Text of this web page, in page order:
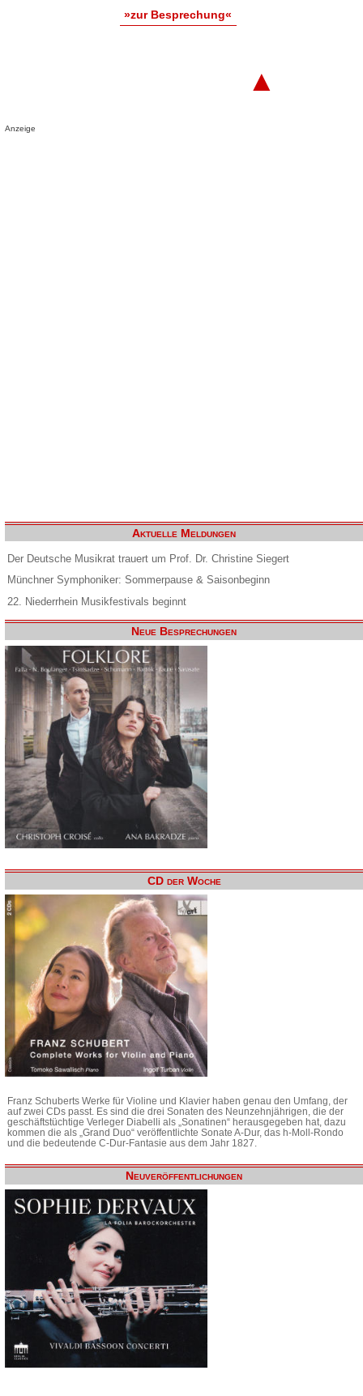
»zur Besprechung«
▲
Anzeige
Aktuelle Meldungen
Der Deutsche Musikrat trauert um Prof. Dr. Christine Siegert
Münchner Symphoniker: Sommerpause & Saisonbeginn
22. Niederrhein Musikfestivals beginnt
Neue Besprechungen
CD der Woche
Franz Schuberts Werke für Violine und Klavier haben genau den Umfang, der
auf zwei CDs passt. Es sind die drei Sonaten des Neunzehnjährigen, die der
geschäftstüchtige Verleger Diabelli als „Sonatinen“ herausgegeben hat, dazu
kommen die als „Grand Duo“ veröffentlichte Sonate A-Dur, das h-Moll-Rondo
und die bedeutende C-Dur-Fantasie aus dem Jahr 1827.
Neuveröffentlichungen